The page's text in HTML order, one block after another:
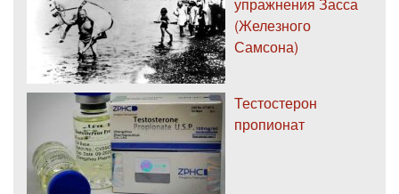
(Железного
Самсона)
Тестостерон
пропионат